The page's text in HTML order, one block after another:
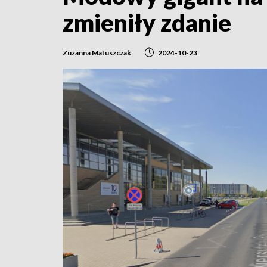
zmieniły zdanie
Zuzanna Matuszczak 2024-10-23